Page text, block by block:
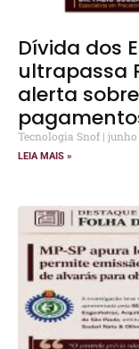
Dívida dos
ultrapassa
alerta
Tecnologia Snof junho
LEIA MAIS »